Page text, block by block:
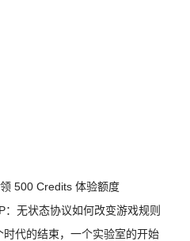
500 Credits 体验额度
无状态协议如何改变游戏规则
代的结束，一个实验室的开始